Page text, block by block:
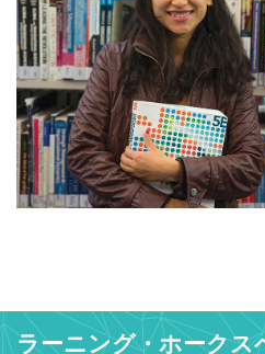
ラーニング・ホークス